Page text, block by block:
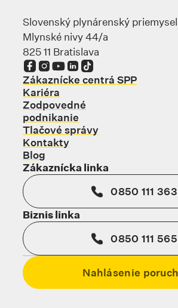
Slovenský plynárenský
Mlynské nivy 44/a
825 11 Bratislava
Odkaz sa otvorí na novej karte
Odkaz sa otvorí na novej karte
Odkaz sa otvorí na novej
Odkaz sa otvorí na
Odkaz sa otvorí na
Zákaznícke centrá SPP
Kariéra
Zodpovedné
podnikanie
Tlačové správy
Kontakty
Blog
Zákaznícka linka
0850 111 363
Biznis linka
0850 111 565
Nahlásenie